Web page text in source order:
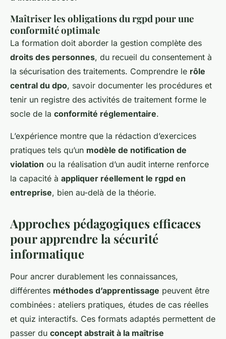
Maîtriser les obligations du rgpd pour une
conformité optimale
La formation doit aborder la gestion complète des
droits des personnes, du recueil du consentement à
la sécurisation des traitements. Comprendre le rôle
central du dpo, savoir documenter les procédures et
tenir un registre des activités de traitement forme le
socle de la conformité réglementaire.
L’expérience montre que la rédaction d’exercices
pratiques tels qu’un modèle de notification de
violation ou la réalisation d’un audit interne renforce
la capacité à appliquer réellement le rgpd en
entreprise, bien au-delà de la théorie.
Approches pédagogiques efficaces
pour apprendre la sécurité
informatique
Pour ancrer durablement les connaissances,
différentes méthodes d’apprentissage peuvent être
combinées : ateliers pratiques, études de cas réelles
et quiz interactifs. Ces formats adaptés permettent de
passer du concept abstrait à la maîtrise